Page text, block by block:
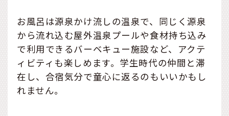
お風呂は源泉かけ流しの温泉で、同じく源泉
から流れ込む屋外温泉プールや食材持ち込み
で利用できるバーベキュー施設など、アクテ
ィビティも楽しめます。学生時代の仲間と滞
在し、合宿気分で童心に返るのもいいかもし
れません。